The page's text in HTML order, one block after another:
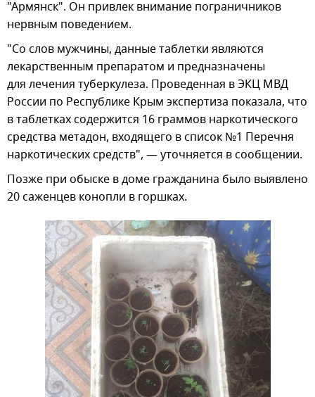
"Армянск". Он привлек внимание пограничников
нервным поведением.
"Со слов мужчины, данные таблетки являются
лекарственным препаратом и предназначены
для лечения туберкулеза. Проведенная в ЭКЦ МВД
России по Республике Крым экспертиза показала, что
в таблетках содержится 16 граммов наркотического
средства метадон, входящего в список №1 Перечня
наркотических средств", — уточняется в сообщении.
Позже при обыске в доме гражданина было выявлено
20 саженцев конопли в горшках.